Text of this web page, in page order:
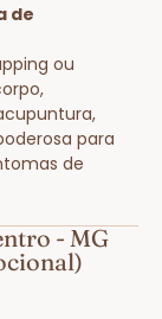
de
ou
para
de
- MG